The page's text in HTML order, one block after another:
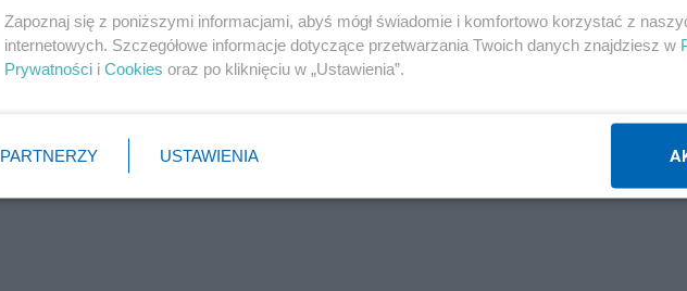
Zapoznaj się z poniższymi informacjami, abyś mógł świadomie i komfortowo korzystać z
internetowych. Szczegółowe informacje dotyczące przetwarzania Twoich danych znajdziesz w
Prywatności i Cookies oraz po kliknięciu w „Ustawienia”.
PARTNERZY USTAWIENIA